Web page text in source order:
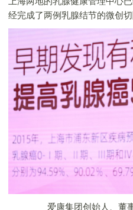
经完成了两例乳腺结节的微创
爱康集团创始人、董